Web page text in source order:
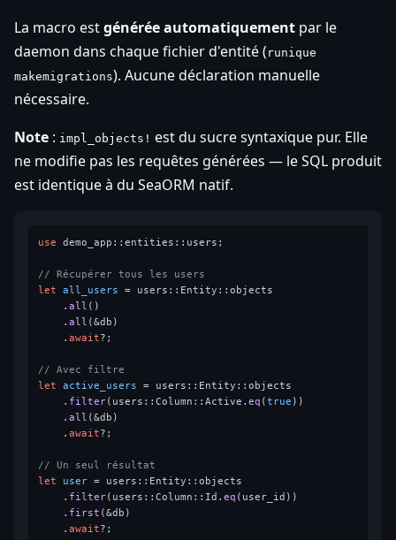
La macro estgénérée automatiquement par le
daemon dans chaque fichier d'entité ( runique
makemigrations). Aucune déclaration manuelle
nécessaire.
Note : impl_objects! est du sucre syntaxique pur. Elle
ne modifie pas les requêtes générées — le SQL produit
est identique à du SeaORM natif.
use demo_app::entities::users;
// Récupérer tous les users
let
all_users = users::Entity::objects
    .
all ()
    .
all (&db)
    .
await?;
// Avec filtre
let
active_users = users::Entity::objects
    .
filter(users::Column::Active.eq (true ))
    .
all (&db)
    .
await?;
// Un seul résultat
let
user = users::Entity::objects
    .
filter(users::Column::Id.eq (user_id))
    .
first (&db)
    .
await